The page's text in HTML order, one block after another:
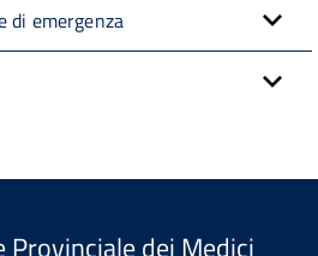
di emergenza
Provinciale dei Medici